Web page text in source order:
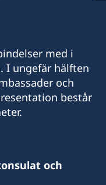
med i
I ungefär hälften
och
består
och